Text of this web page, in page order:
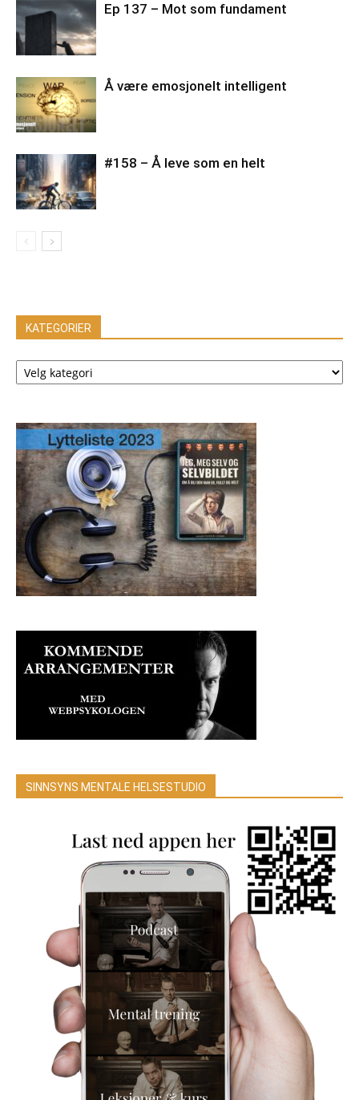
Ep 137 – Mot som fundament
Å være emosjonelt intelligent
#158 – Å leve som en helt
KATEGORIER
KATEGORIER
SINNSYNS MENTALE HELSESTUDIO